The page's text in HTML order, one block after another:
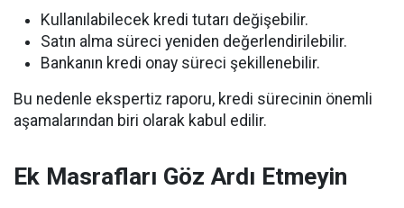
Kullanılabilecek kredi tutarı değişebilir.
Satın alma süreci yeniden değerlendirilebilir.
Bankanın kredi onay süreci şekillenebilir.
Bu nedenle ekspertiz raporu, kredi sürecinin önemli
aşamalarından biri olarak kabul edilir.
Ek Masrafları Göz Ardı Etmeyin